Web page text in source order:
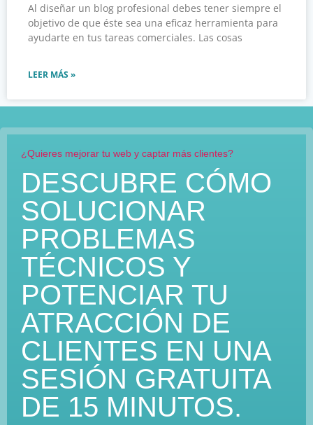
Al diseñar un blog profesional debes tener siempre el
objetivo de que éste sea una eficaz herramienta para
ayudarte en tus tareas comerciales. Las cosas
LEER MÁS »
¿Quieres mejorar tu web y captar más clientes?
DESCUBRE CÓMO
SOLUCIONAR
PROBLEMAS
TÉCNICOS Y
POTENCIAR TU
ATRACCIÓN DE
CLIENTES EN UNA
SESIÓN GRATUITA
DE 15 MINUTOS.